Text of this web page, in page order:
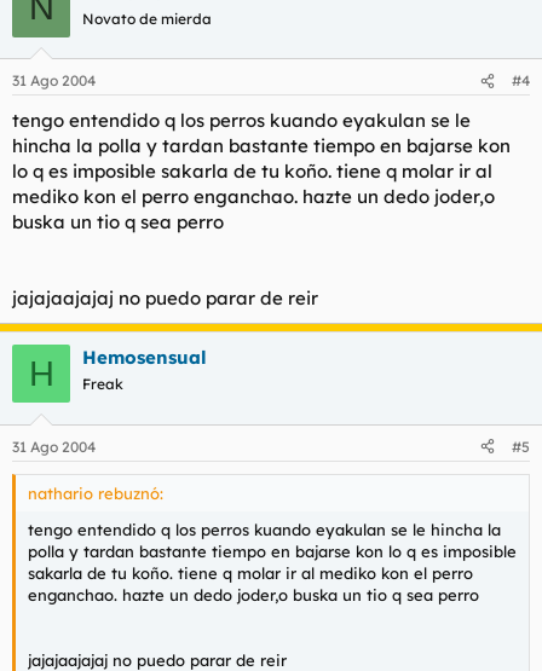
Novato de mierda
31 Ago 2004 #4
tengo entendido q los perros kuando eyakulan se le
hincha la polla y tardan bastante tiempo en bajarse kon
lo q es imposible sakarla de tu koño. tiene q molar ir al
mediko kon el perro enganchao. hazte un dedo joder,o
buska un tio q sea perro
jajajaajajaj no puedo parar de reir
H Hemosensual
Freak
31 Ago 2004 #5
nathario rebuznó:
tengo entendido q los perros kuando eyakulan se le hincha la
polla y tardan bastante tiempo en bajarse kon lo q es imposible
sakarla de tu koño. tiene q molar ir al mediko kon el perro
enganchao. hazte un dedo joder,o buska un tio q sea perro
jajajaajajaj no puedo parar de reir